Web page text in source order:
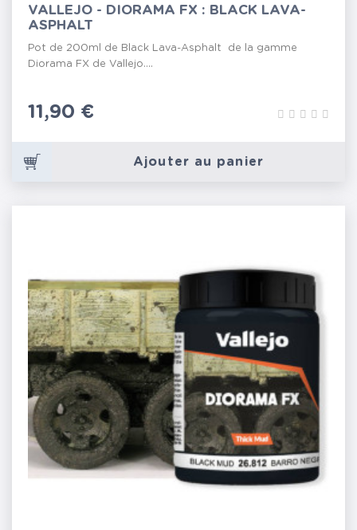
VALLEJO - DIORAMA FX : BLACK LAVA-
ASPHALT
Pot de 200ml de Black Lava-Asphalt de la gamme
Diorama FX de Vallejo....
Prix
11,90 €
Ajouter au panier